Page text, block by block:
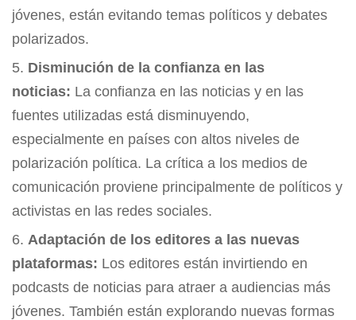
jóvenes, están evitando temas políticos y debates
polarizados.
Disminución de la confianza en las
noticias: La confianza en las noticias y en las
fuentes utilizadas está disminuyendo,
especialmente en países con altos niveles de
polarización política. La crítica a los medios de
comunicación proviene principalmente de políticos y
activistas en las redes sociales.
Adaptación de los editores a las nuevas
plataformas: Los editores están invirtiendo en
podcasts de noticias para atraer a audiencias más
jóvenes. También están explorando nuevas formas